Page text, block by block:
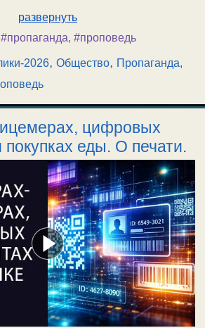
развернуть
#пропаганда, #проповедь
2026,Общество, Пропаганда,
цифровых
покупках еды. О печати.